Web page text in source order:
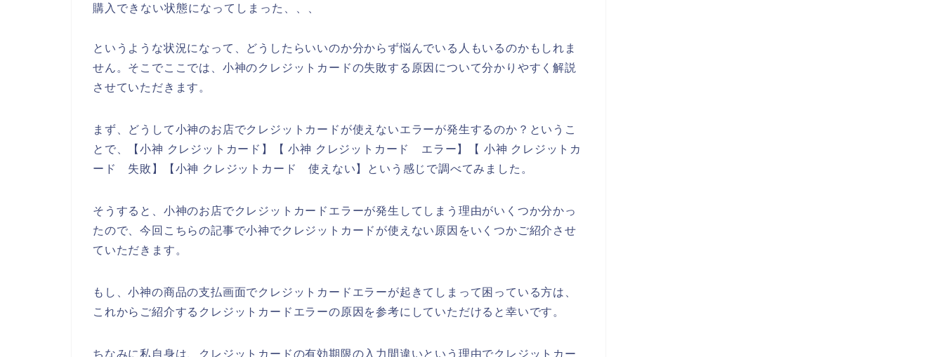
購入できない状態になってしまった、、、
というような状況になって、どうしたらいいのか分からず悩んでいる人もいるのかもしれま
せん。そこでここでは、小神のクレジットカードの失敗する原因について分かりやすく解説
させていただきます。
まず、どうして小神のお店でクレジットカードが使えないエラーが発生するのか？というこ
とで、【小神 クレジットカード】【 小神 クレジットカード エラー】【 小神 クレジットカ
ード 失敗】【小神 クレジットカード 使えない】という感じで調べてみました。
そうすると、小神のお店でクレジットカードエラーが発生してしまう理由がいくつか分かっ
たので、今回こちらの記事で小神でクレジットカードが使えない原因をいくつかご紹介させ
ていただきます。
もし、小神の商品の支払画面でクレジットカードエラーが起きてしまって困っている方は、
これからご紹介するクレジットカードエラーの原因を参考にしていただけると幸いです。
ちなみに私自身は、クレジットカードの有効期限の入力間違いという理由でクレジットカー